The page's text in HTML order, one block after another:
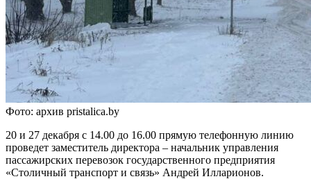
Фото: архив pristalica.by
20 и 27 декабря с 14.00 до 16.00 прямую телефонную линию
проведет заместитель директора – начальник управления
пассажирских перевозок государственного предприятия
«Столичный транспорт и связь» Андрей Илларионов.